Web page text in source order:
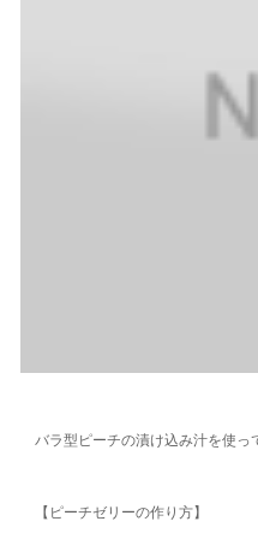
バラ型ピーチの漬け込み汁を使っ
【ピーチゼリーの作り方】